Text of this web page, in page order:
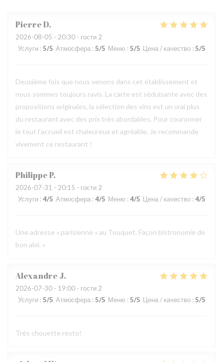
PierreD
2026-08-05 - 20:30 - гости 2
Услуги : 5/5 Атмосфера : 5/5 Меню : 5/5 Цена / качество : 5/5
Deuxième fois que nous venons dans cet établissement et
nous sommes toujours ravis. La carte est séduisante avec des
propositions originales, la sélection des vins est un vrai plus
du restaurant avec des prix très abordables. Pour couronner
le tout l’accueil est chaleureux et agréable. Je recommande
vivement ce restaurant !
PhilippeP
2026-07-31 - 20:15 - гости 2
Услуги : 4/5 Атмосфера : 4/5 Меню : 4/5 Цена / качество : 4/5
Une adresse « parisienne « au Touquet. Façon bistronomie de
bon aloi. «
Alexandre J
2026-07-30 - 19:00 - гости 2
Услуги : 5/5 Атмосфера : 5/5 Меню : 5/5 Цена / качество : 5/5
Très chouette resto!